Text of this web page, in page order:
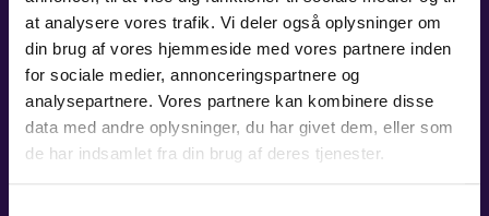
at analysere vores trafik. Vi deler også oplysninger om
din brug af vores hjemmeside med vores partnere inden
for sociale medier, annonceringspartnere og
analysepartnere. Vores partnere kan kombinere disse
data med andre oplysninger, du har givet dem, eller som
de har indsamlet fra din brug af deres tjenester.
ADMINISTRATION